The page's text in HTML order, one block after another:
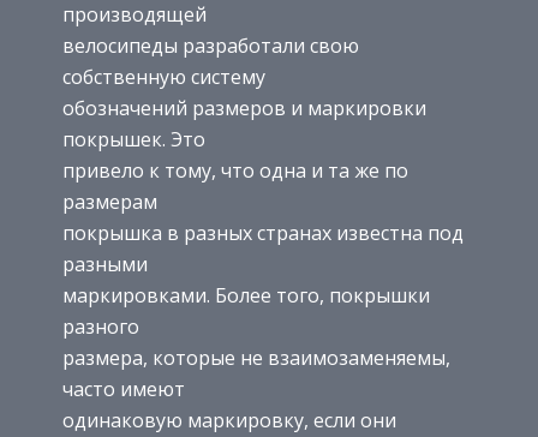
производящей
велосипеды разработали свою
собственную систему
обозначений размеров и маркировки
покрышек. Это
привело к тому, что одна и та же по
размерам
покрышка в разных странах известна под
разными
маркировками. Более того, покрышки
разного
размера, которые не взаимозаменяемы,
часто имеют
одинаковую маркировку, если они